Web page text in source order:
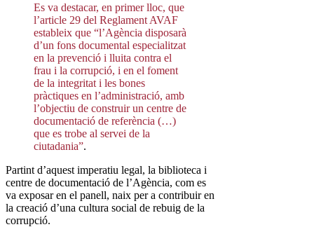
Es va destacar, en primer lloc, que
l’article 29 del Reglament AVAF
estableix que “l’Agència disposarà
d’un fons documental especialitzat
en la prevenció i lluita contra el
frau i la corrupció, i en el foment
de la integritat i les bones
pràctiques en l’administració, amb
l’objectiu de construir un centre de
documentació de referència (…)
que es trobe al servei de la
ciutadania”.
Partint d’aquest imperatiu legal, la biblioteca i
centre de documentació de l’Agència, com es
va exposar en el panell, naix per a contribuir en
la creació d’una cultura social de rebuig de la
corrupció.